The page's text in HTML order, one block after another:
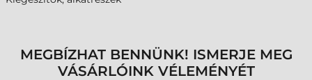
MEGBÍZHAT BENNÜNK! ISMERJE MEG
VÁSÁRLÓINK VÉLEMÉNYÉT